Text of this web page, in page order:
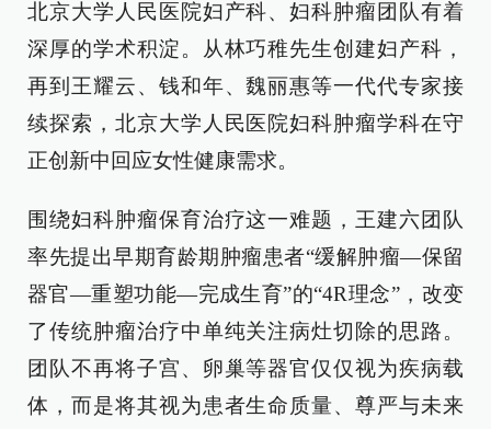
北京大学人民医院妇产科、妇科肿瘤团队有着
深厚的学术积淀。从林巧稚先生创建妇产科，
再到王耀云、钱和年、魏丽惠等一代代专家接
续探索，北京大学人民医院妇科肿瘤学科在守
正创新中回应女性健康需求。
围绕妇科肿瘤保育治疗这一难题，王建六团队
率先提出早期育龄期肿瘤患者“缓解肿瘤—保留
器官—重塑功能—完成生育”的“4R理念”，改变
了传统肿瘤治疗中单纯关注病灶切除的思路。
团队不再将子宫、卵巢等器官仅仅视为疾病载
体，而是将其视为患者生命质量、尊严与未来